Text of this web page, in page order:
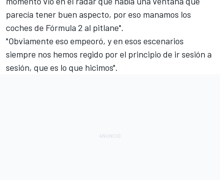
parecía tener buen aspecto, por eso manamos los
coches de Fórmula 2 al pitlane".
"Obviamente eso empeoró, y en esos escenarios
siempre nos hemos regido por el principio de ir sesión a
sesión, que es lo que hicimos".